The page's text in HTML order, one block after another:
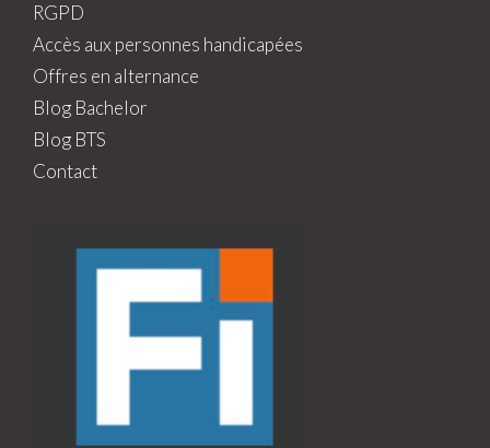
RGPD
Accès aux personnes handicapées
Offres en alternance
Blog Bachelor
Blog BTS
Contact